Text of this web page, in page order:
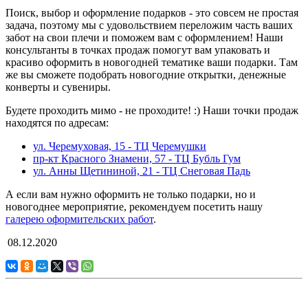
Поиск, выбор и оформление подарков - это совсем не простая
задача, поэтому мы с удовольствием переложим часть ваших
забот на свои плечи и поможем вам с оформлением! Наши
консультанты в точках продаж помогут вам упаковать и
красиво оформить в новогодней тематике ваши подарки. Там
же вы сможете подобрать новогодние открытки, денежные
конверты и сувениры.
Будете проходить мимо - не проходите! :) Наши точки продаж
находятся по адресам:
ул. Черемуховая, 15 - ТЦ Черемушки
пр-кт Красного Знамени, 57 - ТЦ Бубль Гум
ул. Анны Щетининой, 21 - ТЦ Снеговая Падь
А если вам нужно оформить не только подарки, но и
новогоднее мероприятие, рекомендуем посетить нашу
галерею оформительских работ.
08.12.2020